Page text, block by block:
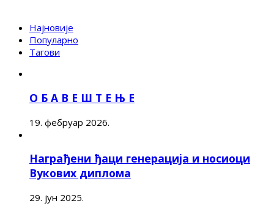
Најновије
Популарно
Тагови
О Б А В Е Ш Т Е Њ Е
19. фебруар 2026.
Награђени ђаци генерација и носиоци
Вукових диплома
29. јун 2025.